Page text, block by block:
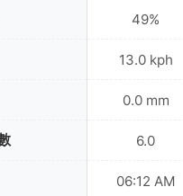
49%
13.0 kph
0.0 mm
6.0
06:12 AM